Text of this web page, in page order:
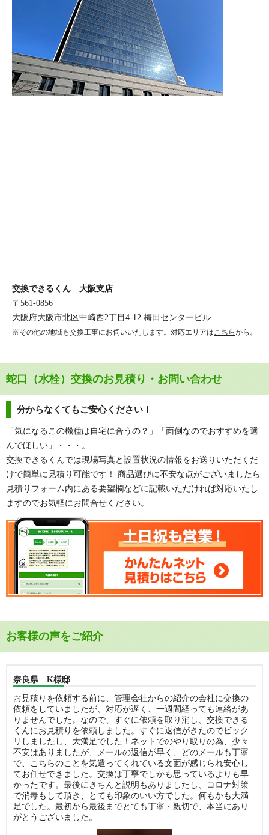
交換できるくん 大阪支店
〒561-0856
大阪府大阪市北区中崎西2丁目4-12 梅田センタービル
※その他の地域も交換工事にお伺いいたします。対応エリアは こちらから。
蛇口（水栓）交換のお見積り・お問い合わせ
分からなくてもご安心ください！
「気になるこの機種は自宅に合うの？」「面倒なのでおすすめを選
んでほしい」・・・。
交換できるくんでは現場写真と設置状況の情報をお送りいただくだ
けで簡単に見積り可能です！ 商品選びに不安な点がございましたら
見積りフォーム内にある要望欄などに記載いただければ対応いたし
ますのでお気軽にお問合せください。
お客様の声をご紹介
奈良県 K様邸
お見積りを依頼する前に、管理会社からの紹介の会社に交換の
依頼をしていましたが、対応が遅く、一週間経っても連絡があ
りませんでした。なので、すぐに依頼を取り消し、交換できる
くんにお見積りを依頼しました。すぐに返信がきたのでビック
リしましたし、大満足でした！ネットでのやり取りの為、少々
不安はありましたが、メールの返信が早く、どのメールも丁寧
で、こちらのことを気遣ってくれている文面が感じられ安心し
てお任せできました。交換は丁寧でしかも思っているよりも早
かったです。最後にきちんと説明もありましたし、コロナ対策
で消毒もして頂き、とても印象のいい方でした。何もかも大満
足でした。最初から最後までとても丁寧・親切で、本当にあり
がとうございました。